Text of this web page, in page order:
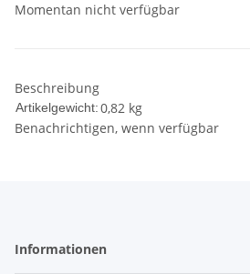
Momentan nicht verfügbar
Beschreibung
Artikelgewicht:0,82 kg
Benachrichtigen, wenn verfügbar
Informationen